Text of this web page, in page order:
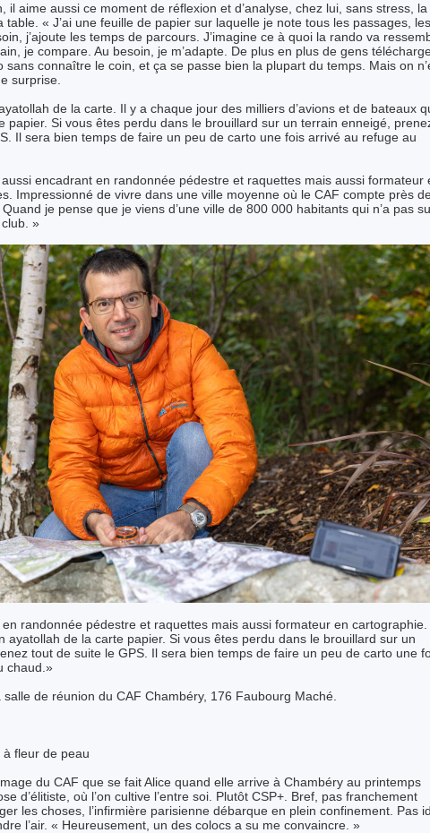
il aime aussi ce moment de réflexion et d’analyse, chez lui, sans stress, la
table. « J’ai une feuille de papier sur laquelle je note tous les passages, les
j’ajoute les temps de parcours. J’imagine ce à quoi la rando va
je compare. Au besoin, je m’adapte. De plus en plus de gens
sans connaître le coin, et ça se passe bien la plupart du temps. Mais on
surprise.
de la carte. Il y a chaque jour des milliers d’avions et de bateaux
papier. Si vous êtes perdu dans le brouillard sur un terrain enneigé,
Il sera bien temps de faire un peu de carto une fois arrivé au refuge au
encadrant en randonnée pédestre et raquettes mais aussi formateur
Impressionné de vivre dans une ville moyenne où le CAF compte près
je pense que je viens d’une ville de 800 000 habitants qui n’a pas su
»
randonnée pédestre et raquettes mais aussi formateur en cartographie.
ayatollah de la carte papier. Si vous êtes perdu dans le brouillard sur un
tout de suite le GPS. Il sera bien temps de faire un peu de carto une
chaud.»
de réunion du CAF Chambéry, 176 Faubourg Maché.
fleur de peau
du CAF que se fait Alice quand elle arrive à Chambéry au printemps
d’élitiste, où l’on cultive l’entre soi. Plutôt CSP+. Bref, pas franchement
les choses, l’infirmière parisienne débarque en plein confinement. Pas
l’air. « Heureusement, un des colocs a su me convaincre. »